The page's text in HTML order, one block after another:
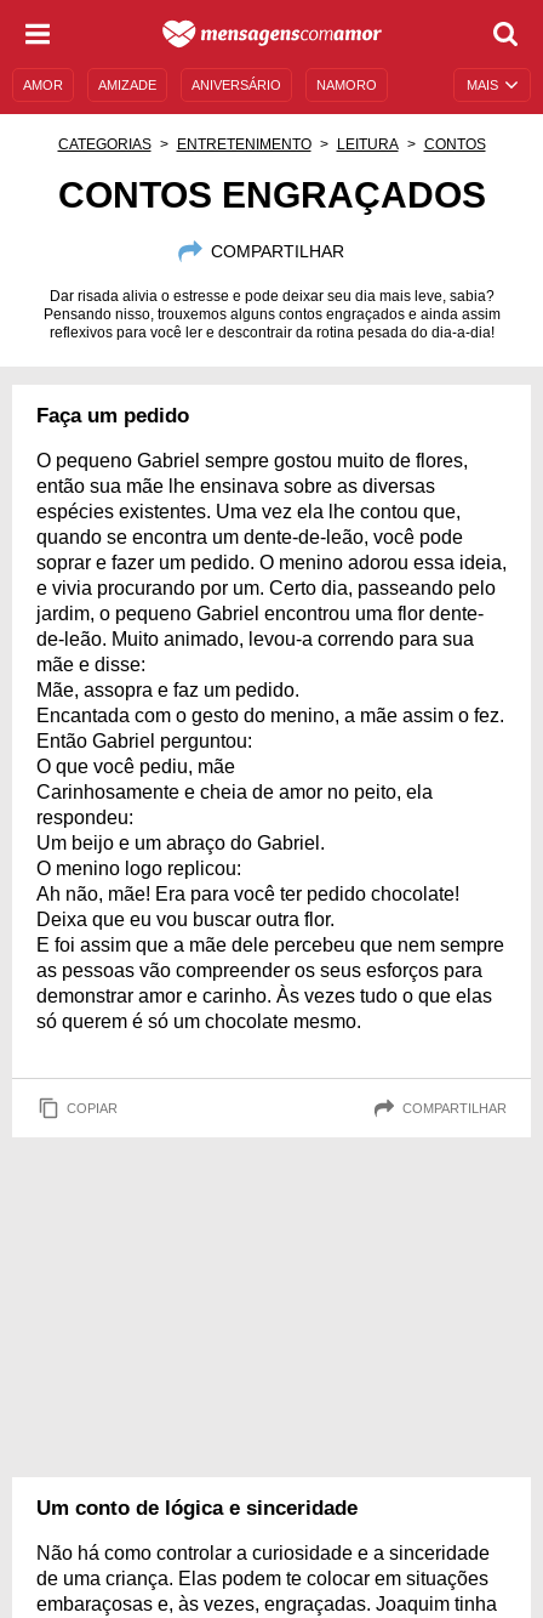
MAIS
AMOR AMIZADE ANIVERSÁRIO NAMORO
CATEGORIAS ENTRETENIMENTO LEITURA CONTOS
CONTOS ENGRAÇADOS
COMPARTILHAR
Dar risada alivia o estresse e pode deixar seu dia mais leve, sabia?
Pensando nisso, trouxemos alguns contos engraçados e ainda assim
reflexivos para você ler e descontrair da rotina pesada do dia-a-dia!
Faça um pedido
O pequeno Gabriel sempre gostou muito de flores,
então sua mãe lhe ensinava sobre as diversas
espécies existentes. Uma vez ela lhe contou que,
quando se encontra um dente-de-leão, você pode
soprar e fazer um pedido. O menino adorou essa ideia,
e vivia procurando por um. Certo dia, passeando pelo
jardim, o pequeno Gabriel encontrou uma flor dente-
de-leão. Muito animado, levou-a correndo para sua
mãe e disse:
Mãe, assopra e faz um pedido.
Encantada com o gesto do menino, a mãe assim o fez.
Então Gabriel perguntou:
O que você pediu, mãe
Carinhosamente e cheia de amor no peito, ela
respondeu:
Um beijo e um abraço do Gabriel.
O menino logo replicou:
Ah não, mãe! Era para você ter pedido chocolate!
Deixa que eu vou buscar outra flor.
E foi assim que a mãe dele percebeu que nem sempre
as pessoas vão compreender os seus esforços para
demonstrar amor e carinho. Às vezes tudo o que elas
só querem é só um chocolate mesmo.
COPIAR COMPARTILHAR
Um conto de lógica e sinceridade
Não há como controlar a curiosidade e a sinceridade
de uma criança. Elas podem te colocar em situações
embaraçosas e, às vezes, engraçadas. Joaquim tinha